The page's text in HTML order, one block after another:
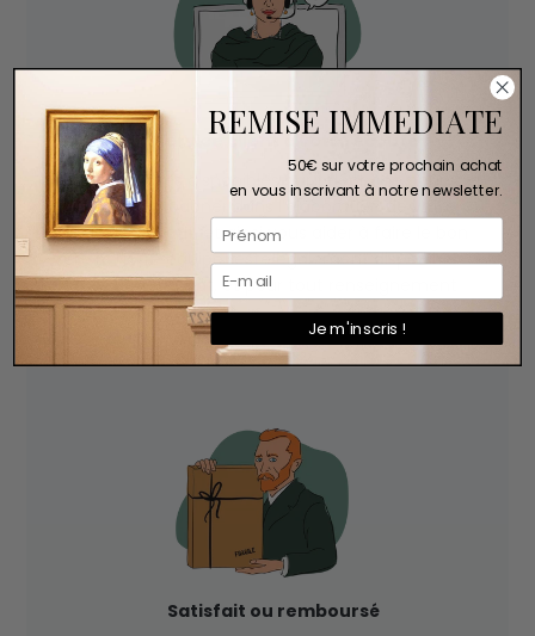
Un service client à votre écoute
Nous sommes disponibles par téléphone pour
vous accompagner dans l’élaboration de votre
projet décoratif, et ainsi vous aider à faire le bon
choix. Notre équipe reste également disponible
après votre achat, et pour tout renseignement
complémentaire.
Satisfait ou remboursé
REMISE IMMEDIATE
50€ sur votre prochain achat
en vous inscrivant à notre newsletter.
Je m'inscris !